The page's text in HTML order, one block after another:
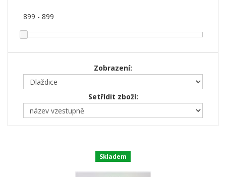
899 - 899
Zobrazení:
Setřídit zboží:
Skladem